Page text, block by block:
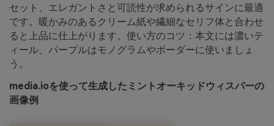
セット、エレガントさと可読性が求められるサインに最適
です。暖かみのあるクリーム紙や繊細なセリフ体と合わせ
ると上品に仕上がります。使い方のコツ：本文には濃いテ
ィール、パープルはモノグラムやボーダーに使いましょ
う。
media.ioを使って生成したミントオーキッドウィスパーの
画像例